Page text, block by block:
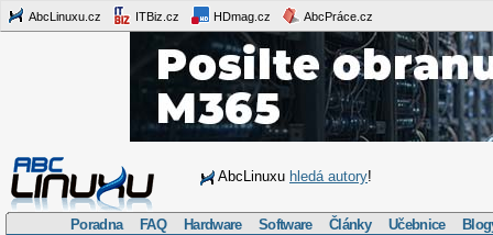
AbcLinuxu.cz ITBiz.cz HDmag.cz AbcPráce.cz
AbcLinuxu hledá autory!
Poradna FAQ Hardware Software Články Učebnice